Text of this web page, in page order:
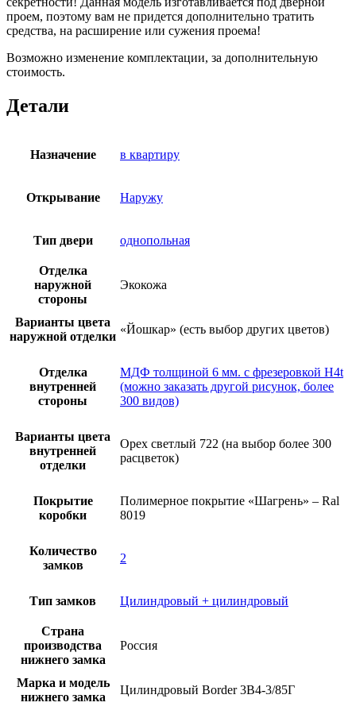
проем, поэтому вам не придется дополнительно тратить
средства, на расширение или сужения проема!
Возможно изменение комплектации, за дополнительную
стоимость.
Детали
Назначение в квартиру
Открывание Наружу
Тип двери однопольная
Отделка
наружной
стороны
Экокожа
Варианты цвета
наружной отделки
«Йошкар» (есть выбор других цветов)
Отделка
внутренней
стороны
МДФ толщиной 6 мм. с фрезеровкой H4t
(можно заказать другой рисунок, более
300 видов)
Варианты цвета
внутренней
отделки
Орех светлый 722 (на выбор более 300
расцветок)
Покрытие
коробки
Полимерное покрытие «Шагрень» – Ral
8019
Количество
замков
2
Тип замков Цилиндровый + цилиндровый
Страна
производства
нижнего замка
Россия
Марка и модель
нижнего замка
Цилиндровый Border 3В4-3/85Г